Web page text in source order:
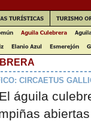
CIRCAETUS
águila